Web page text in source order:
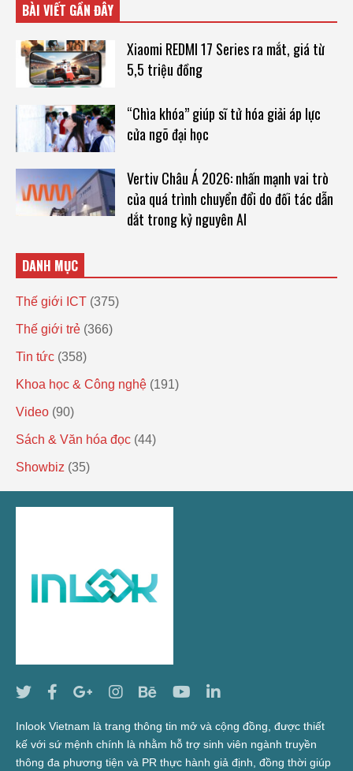
BÀI VIẾT GẦN ĐÂY
Xiaomi REDMI 17 Series ra mắt, giá từ
5,5 triệu đồng
“Chìa khóa” giúp sĩ tử hóa giải áp lực
cửa ngõ đại học
Vertiv Châu Á 2026: nhấn mạnh vai trò
của quá trình chuyển đổi do đối tác dẫn
dắt trong kỷ nguyên AI
DANH MỤC
Thế giới ICT (375)
Thế giới trẻ (366)
Tin tức (358)
Khoa học & Công nghệ (191)
Video (90)
Sách & Văn hóa đọc (44)
Showbiz (35)
Inlook Vietnam là trang thông tin mở và cộng đồng, được thiết
kế với sứ mệnh chính là nhằm hỗ trợ sinh viên ngành truyền
thông đa phương tiện và PR thực hành giả định, đồng thời giúp